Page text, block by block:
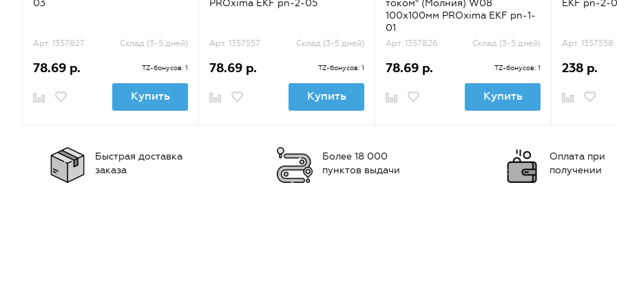
03
Арт. 1357827 Склад (3-5 дней)
78.69 р. TZ-бонусов: 1
Купить
PROxima EKF pn-2-05
Арт. 1357557 Склад (3-5 дней)
78.69 р. TZ-бонусов: 1
Купить
током" (Молния) W08
100х100мм PROxima EKF pn-1-
01
Арт. 1357826 Склад (3-5 дней)
78.69 р. TZ-бонусов: 1
Купить
EKF pn-2-
Арт. 1357558
238 р.
Быстрая доставка
заказа
Более 18 000
пунктов выдачи
Оплата при
получении